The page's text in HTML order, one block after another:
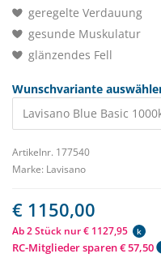
geregelte Verdauung
gesunde Muskulatur
glänzendes Fell
Wunschvariante
Lavisano Blue Basic
Artikelnr. 177540
Marke: Lavisano
€ 1150,00
Ab 2 Stück nur € 1127,95 k
RC-Mitglieder sparen € 57,50